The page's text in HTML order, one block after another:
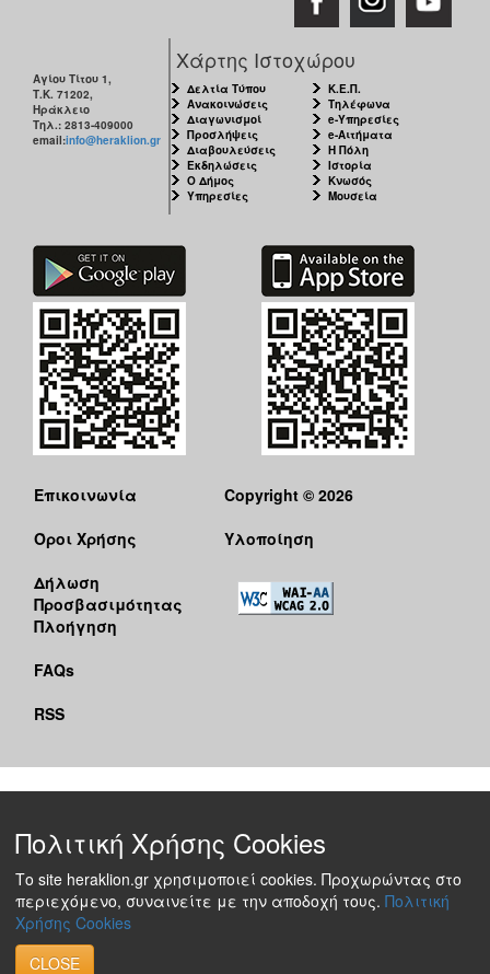
Αγίου Τίτου 1,
Τ.Κ. 71202,
Ηράκλειο
Τηλ.: 2813-409000
email:info@heraklion.gr
Χάρτης Ιστοχώρου
Δελτία Τύπου
Ανακοινώσεις
Διαγωνισμοί
Προσλήψεις
Διαβουλεύσεις
Εκδηλώσεις
Ο Δήμος
Υπηρεσίες
Κ.Ε.Π.
Τηλέφωνα
e-Υπηρεσίες
e-Αιτήματα
Η Πόλη
Ιστορία
Κνωσός
Μουσεία
Επικοινωνία
Όροι Χρήσης
Δήλωση
Προσβασιμότητας
Πλοήγηση
FAQs
RSS
Copyright © 2026
Υλοποίηση
Πολιτική Χρήσης Cookies
Το site heraklion.gr χρησιμοποιεί cookies. Προχωρώντας στο
περιεχόμενο, συναινείτε με την αποδοχή τους. Πολιτική
Χρήσης Cookies
CLOSE